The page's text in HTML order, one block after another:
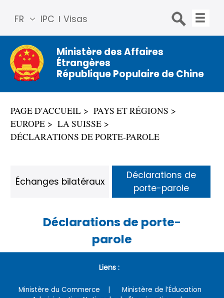
IPC Visas
FR
简体
中文
Engli
sh
Русс
Espa
ñol
Ministère des Affaires
Étrangères
République Populaire de Chine
PAGE D'ACCUEIL
PAYS ET RÉGIONS
EUROPE
LA SUISSE
DÉCLARATIONS DE PORTE-PAROLE
Déclarations de porte-
parole
Échanges bilatéraux
Déclarations de
porte-parole
Liens :
Ministère du Commerce
Ministère de l’Éducation